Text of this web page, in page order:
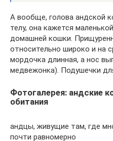
А вообще, голова андской
телу, она кажется
домашней кошки.
относительно широко и на
мордочка длинная, а нос
медвежонка). Подушечки
Фотогалерея: андские
обитания
андцы, живущие там, где
почти равномерно